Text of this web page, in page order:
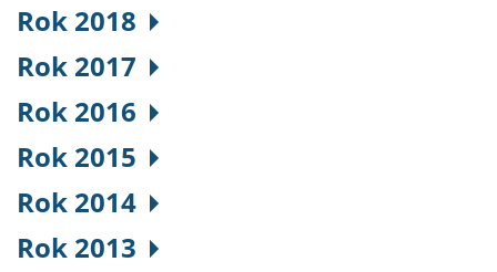
Rok 2018
Rok 2017
Rok 2016
Rok 2015
Rok 2014
Rok 2013